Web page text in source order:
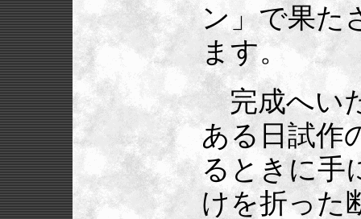
ン」で果た
ます。
完成へい
ある日試作
るときに手
けを折った